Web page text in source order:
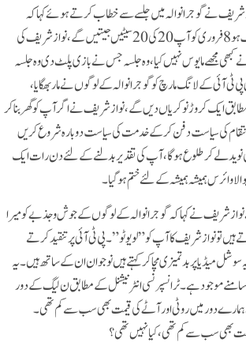
نے گوجرانوالہ میں جلسے سے خطاب کرتے ہوئے کہا کہ
گوجرانوالہ والو!آپ کو مبارک ہو 8فروری کو آپ 20 کی 20 سیٹیں جیتیں گے،نوازشریف کی
کبھی مجھے مایوس نہیں کیا، وہ جلسہ جس نے بازی پلٹ دی وہ جلسہ
پی ٹی آئی کے لانگ مارچ کو گوجرانوالہ کے لوگوں نے مار بھگایا،
ایک کروڑ نوکریاں دیں گے، نوازشریف نے اگر آپ کو گھر بنا کر
انتقام کی سیاست دفن کر کے خدمت کی سیاست دوبارہ شروع کریں
کی نوید لے کر طلوع ہوگا، آپ کی تقدیر بدلنے کے لئے دن رات ایک
وائرس ہمیشہ ہمیشہ کے لئے ختم ہو گیا۔
نے کہا کہ گوجرانوالہ کے لوگوں کے جوش وجذبے کو میرا
تو نوازشریف کا آپ کو” لو یو ٹو”۔ پی ٹی آئی پر تنقید کرتے
میڈیا پر بدتمیزی مچا کر کہتے ہیں نوجوان ان کے ساتھ ہیں۔ یہ
موجود ہے۔ ٹرانسپرنسی انٹرنیشنل کے مطابق ن لیگ کے دور
دور میں روٹی اور آٹے کی قیمت بھی سب سے کم تھی۔
بھی سب سے کم تھی،کیا نہیں تھی؟